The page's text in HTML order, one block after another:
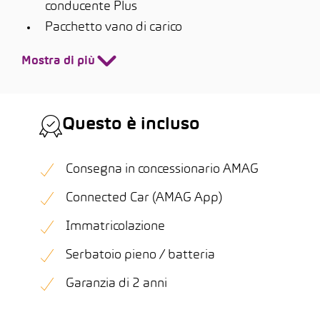
conducente Plus
Pacchetto vano di carico
Mostra di più
Questo è incluso
Consegna in concessionario AMAG
Connected Car (AMAG App)
Immatricolazione
Serbatoio pieno / batteria
Garanzia di 2 anni